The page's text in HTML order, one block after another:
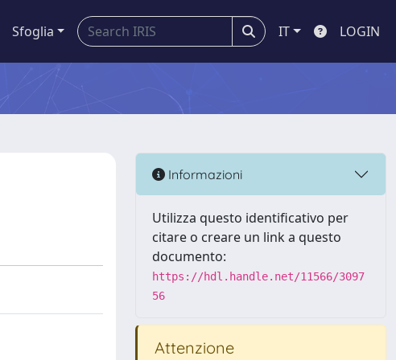
Sfoglia IT LOGIN
Informazioni
Utilizza questo identificativo per
citare o creare un link a questo
documento:
https://hdl.handle.net/11566/3097
56
Attenzione